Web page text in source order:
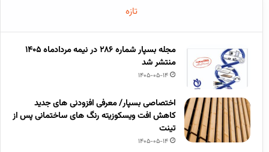
تازه
مجله بسپار شماره 286 در نیمه مردادماه 1405
منتشر شد
1405-05-14
اختصاصی بسپار/ معرفی افزودنی های جدید
کاهش افت ویسکوزیته رنگ های ساختمانی پس از
تینت
1405-05-14